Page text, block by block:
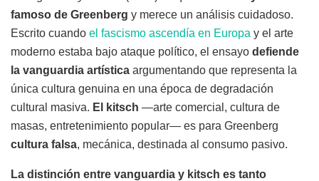
famoso de Greenberg y merece un análisis cuidadoso.
Escrito cuando el fascismo ascendía en Europa y el arte
moderno estaba bajo ataque político, el ensayo defiende
la vanguardia artística argumentando que representa la
única cultura genuina en una época de degradación
cultural masiva. El kitsch —arte comercial, cultura de
masas, entretenimiento popular— es para Greenberg
cultura falsa, mecánica, destinada al consumo pasivo.
La distinción entre vanguardia y kitsch es tanto